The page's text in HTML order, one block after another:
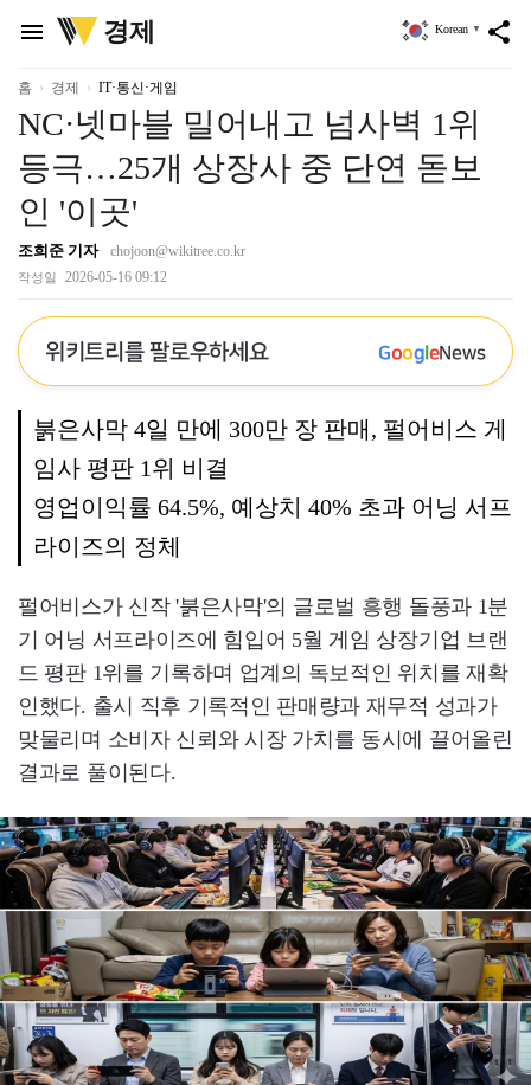
menu
위
키
리
경제 share
Korean ▼
홈 경제 IT·통신·게임
NC·넷마블 밀어내고 넘사벽 1위
등극…25개 상장사 중 단연 돋보
인 '이곳'
조희준 기자 chojoon@wikitree.co.kr
작성일 2026-05-16 09:12
위키트리를 팔로우하세요 GoogleNews
붉은사막 4일 만에 300만 장 판매, 펄어비스 게
임사 평판 1위 비결
영업이익률 64.5%, 예상치 40% 초과 어닝 서프
라이즈의 정체
펄어비스가 신작 '붉은사막'의 글로벌 흥행 돌풍과 1분
기 어닝 서프라이즈에 힘입어 5월 게임 상장기업 브랜
드 평판 1위를 기록하며 업계의 독보적인 위치를 재확
인했다. 출시 직후 기록적인 판매량과 재무적 성과가
맞물리며 소비자 신뢰와 시장 가치를 동시에 끌어올린
결과로 풀이된다.